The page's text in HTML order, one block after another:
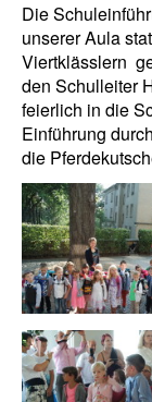
Die
unserer Aula
Viertklässlern
den Schulleiter
feierlich in die
Einführung
die